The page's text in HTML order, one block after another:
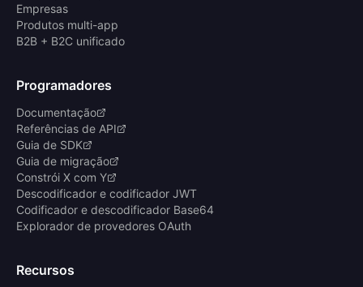
Empresas
Produtos multi-app
B2B + B2C unificado
Programadores
Documentação
Referências de API
Guia de SDK
Guia de migração
Constrói X com Y
Descodificador e codificador JWT
Codificador e descodificador Base64
Explorador de provedores OAuth
Recursos